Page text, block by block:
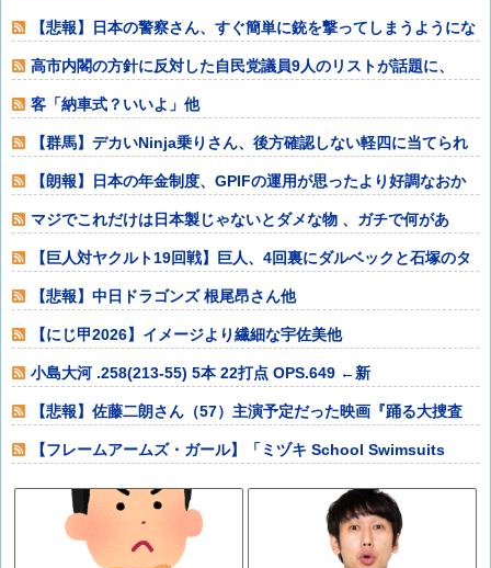
【悲報】日本の警察さん、すぐ簡単に銃を撃ってしまうようにな
る他
高市内閣の方針に反対した自民党議員9人のリストが話題に、
「岩屋はどこへ行
客「納車式？いいよ」他
【群馬】デカいNinja乗りさん、後方確認しない軽四に当てられ
てしまう。
【朗報】日本の年金制度、GPIFの運用が思ったより好調なおか
マジでこれだけは日本製じゃないとダメな物 、ガチで何があ
る？他
【巨人対ヤクルト19回戦】巨人、4回裏にダルベックと石塚のタ
イムリーで2
【悲報】中日ドラゴンズ 根尾昂さん他
【にじ甲2026】イメージより繊細な宇佐美他
小島大河 .258(213-55) 5本 22打点 OPS.649 ←新
【悲報】佐藤二朗さん（57）主演予定だった映画『踊る大捜査
線』スピンオフ
【フレームアームズ・ガール】「ミヅキ School Swimsuits